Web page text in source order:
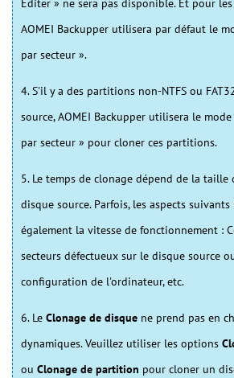
Éditer » ne sera pas disponible. Et pour
AOMEI Backupper utilisera par défaut le
par secteur ».
4. S'il y a des partitions non-NTFS ou
source, AOMEI Backupper utilisera le
par secteur » pour cloner ces partitions.
5. Le temps de clonage dépend de la taille
disque source. Parfois, les aspects
également la vitesse de fonctionnement :
secteurs défectueux sur le disque source
configuration de l'ordinateur, etc.
6. Le Clonage de disque ne prend pas en
dynamiques. Veuillez utiliser les options
ou Clonage de partition pour cloner un